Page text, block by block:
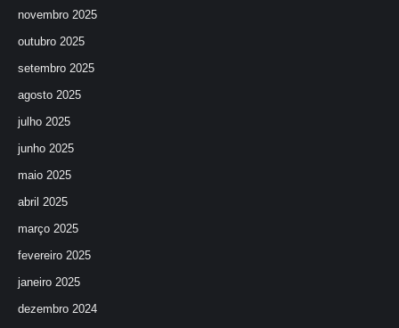
novembro 2025
outubro 2025
setembro 2025
agosto 2025
julho 2025
junho 2025
maio 2025
abril 2025
março 2025
fevereiro 2025
janeiro 2025
dezembro 2024